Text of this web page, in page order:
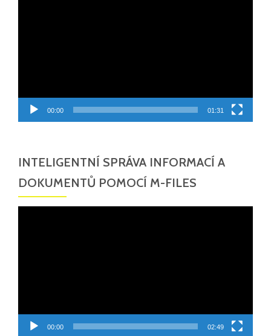
00:00 01:31
INTELIGENTNÍ SPRÁVA INFORMACÍ A
DOKUMENTŮ POMOCÍ M-FILES
00:00 02:49